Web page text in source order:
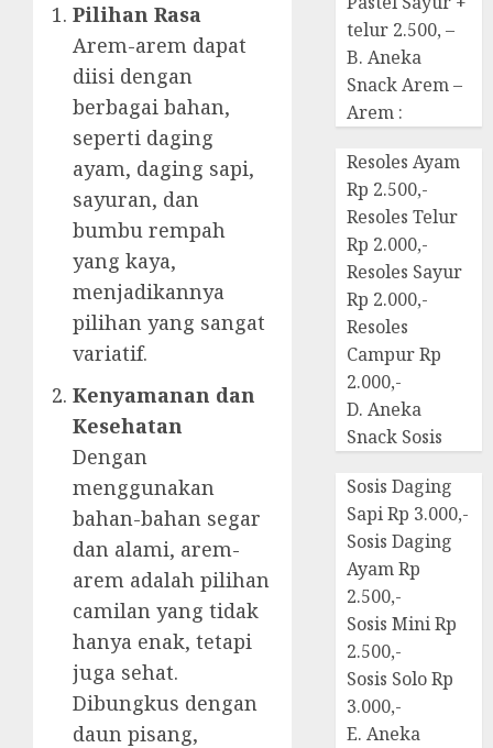
Pilihan Rasa
Arem-arem dapat
diisi dengan
berbagai bahan,
seperti daging
ayam, daging sapi,
sayuran, dan
bumbu rempah
yang kaya,
menjadikannya
pilihan yang sangat
variatif.
Kenyamanan dan
Kesehatan
Dengan
menggunakan
bahan-bahan segar
dan alami, arem-
arem adalah pilihan
camilan yang tidak
hanya enak, tetapi
juga sehat.
Dibungkus dengan
daun pisang,
telur 2.500, –
B. Aneka
Snack Arem –
Arem :
Resoles Ayam
Rp 2.500,-
Resoles Telur
Rp 2.000,-
Resoles Sayur
Rp 2.000,-
Resoles
Campur Rp
2.000,-
D. Aneka
Snack Sosis
Sosis Daging
Sapi Rp 3.000,-
Sosis Daging
Ayam Rp
2.500,-
Sosis Mini Rp
2.500,-
Sosis Solo Rp
3.000,-
E. Aneka